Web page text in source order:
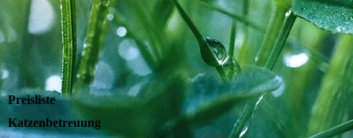
Preisliste
Katzenbetreuung